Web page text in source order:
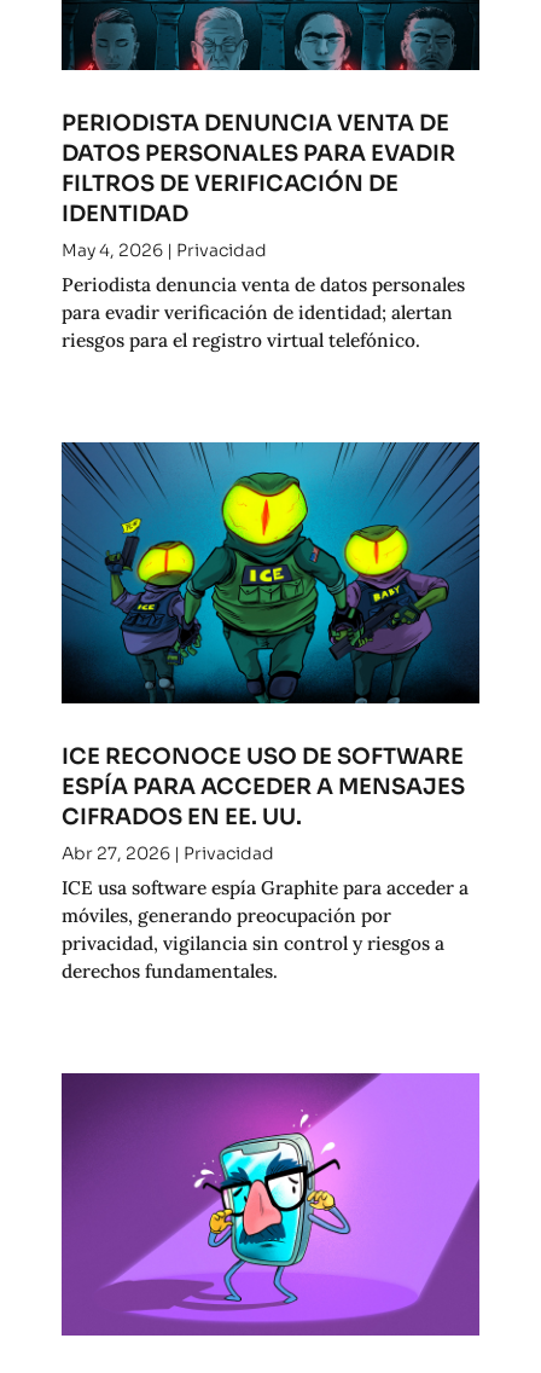
PERIODISTA DENUNCIA VENTA DE
DATOS PERSONALES PARA EVADIR
FILTROS DE VERIFICACIÓN DE
IDENTIDAD
May 4, 2026| Privacidad
Periodista denuncia venta de datos personales
para evadir verificación de identidad; alertan
riesgos para el registro virtual telefónico.
ICE RECONOCE USO DE SOFTWARE
ESPÍA PARA ACCEDER A MENSAJES
CIFRADOS EN EE. UU.
Abr 27, 2026| Privacidad
ICE usa software espía Graphite para acceder a
móviles, generando preocupación por
privacidad, vigilancia sin control y riesgos a
derechos fundamentales.